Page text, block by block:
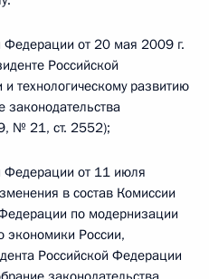
Федерации от 20 мая 2009 г.
Российской
технологическому развитию
законодательства
№ 21, ст. 2552);
Федерации от 11 июля
в состав Комиссии
по модернизации
экономики России,
Российской Федерации